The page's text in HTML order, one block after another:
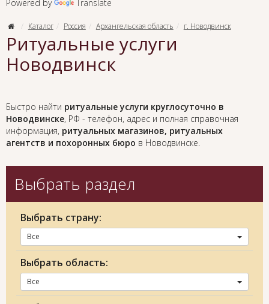
Powered by Translate
Каталог Россия Архангельская область г. Новодвинск
Ритуальные услуги
Новодвинск
Быстро найти ритуальные услуги круглосуточно в
Новодвинске, РФ - телефон, адрес и полная справочная
информация, ритуальных магазинов, ритуальных
агентств и похоронных бюро в Новодвинске.
Выбрать раздел
Выбрать страну:
Все
Выбрать область:
Все